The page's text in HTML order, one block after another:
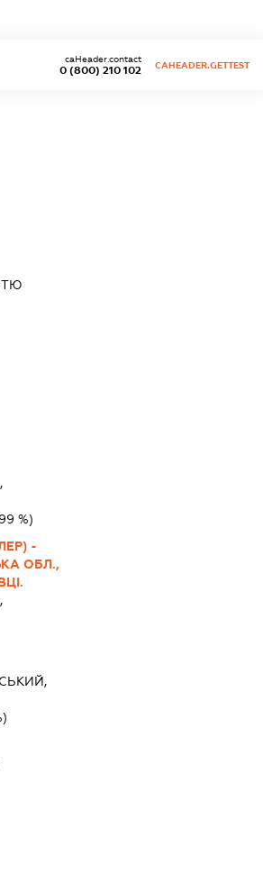
0 (800) 210 102
caHeader.contact
CAHEADER.GETTEST
%)
-
ОБЛ.,